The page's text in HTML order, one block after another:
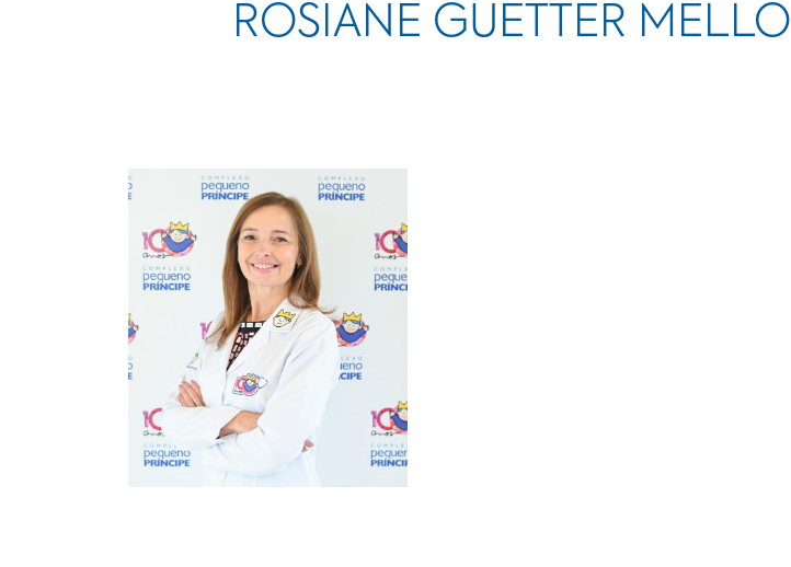
ROSIANE GUETTER MELLO